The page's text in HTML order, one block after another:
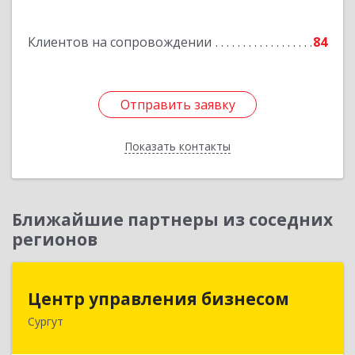
Клиентов на сопровождении 84
Отправить заявку
Показать контакты
Подробнее
Отправить заявку
Назад
Ближайшие партнеры из соседних
регионов
Центр управления бизнесом
Сургут
Центр управления бизнесом
628403, Ханты-Мансийский Автономный округ